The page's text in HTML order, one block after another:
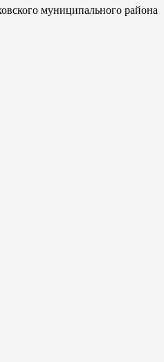
муниципального района